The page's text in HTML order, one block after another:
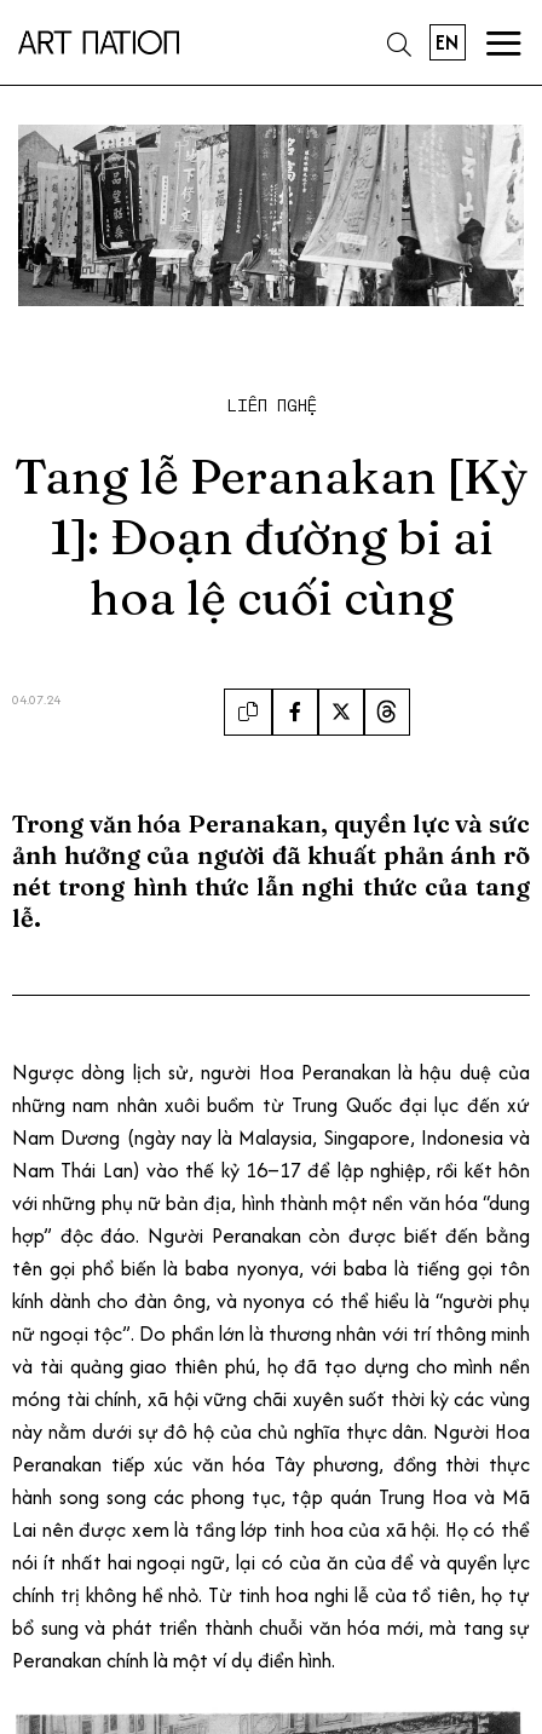
EN
LIÊN NGHỆ
Tang lễ Peranakan [Kỳ
1]: Đoạn đường bi ai
hoa lệ cuối cùng
04.07.24
Trong văn hóa Peranakan, quyền lực và sức
ảnh hưởng của người đã khuất phản ánh rõ
nét trong hình thức lẫn nghi thức của tang
lễ.
Ngược dòng lịch sử, người Hoa Peranakan là hậu duệ của
những nam nhân xuôi buồm từ Trung Quốc đại lục đến xứ
Nam Dương (ngày nay là Malaysia, Singapore, Indonesia và
Nam Thái Lan) vào thế kỷ 16–17 để lập nghiệp, rồi kết hôn
với những phụ nữ bản địa, hình thành một nền văn hóa “dung
hợp” độc đáo. Người Peranakan còn được biết đến bằng
tên gọi phổ biến là baba nyonya, với baba là tiếng gọi tôn
kính dành cho đàn ông, và nyonya có thể hiểu là “người phụ
nữ ngoại tộc”. Do phần lớn là thương nhân với trí thông minh
và tài quảng giao thiên phú, họ đã tạo dựng cho mình nền
móng tài chính, xã hội vững chãi xuyên suốt thời kỳ các vùng
này nằm dưới sự đô hộ của chủ nghĩa thực dân. Người Hoa
Peranakan tiếp xúc văn hóa Tây phương, đồng thời thực
hành song song các phong tục, tập quán Trung Hoa và Mã
Lai nên được xem là tầng lớp tinh hoa của xã hội. Họ có thể
nói ít nhất hai ngoại ngữ, lại có của ăn của để và quyền lực
chính trị không hề nhỏ. Từ tinh hoa nghi lễ của tổ tiên, họ tự
bổ sung và phát triển thành chuỗi văn hóa mới, mà tang sự
Peranakan chính là một ví dụ điển hình.